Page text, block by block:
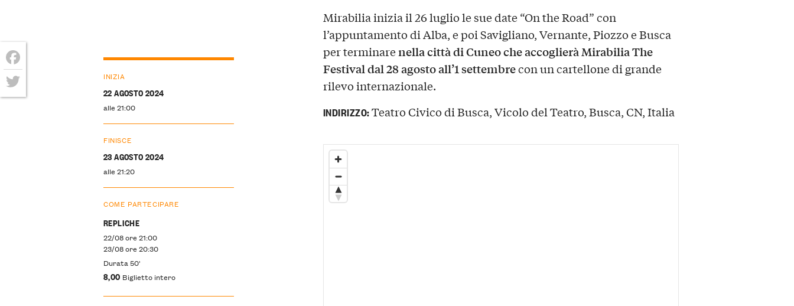
Mirabilia inizia il 26 luglio le sue date “On the Road” con
l’appuntamento di Alba, e poi Savigliano, Vernante, Piozzo e Busca
per terminarenella città di Cuneo che accoglierà Mirabilia The
Festival dal 28 agosto all’1 settembrecon un cartellone di grande
rilevo internazionale.
INIZIA
22 AGOSTO 2024
alle 21:00
FINISCE
23 AGOSTO 2024
alle 21:20
COME PARTECIPARE
REPLICHE
22/08 ore 21:00
23/08 ore 20:30
Durata 50'
8,00 Biglietto intero
INDIRIZZO:Teatro Civico di Busca, Vicolo del Teatro, Busca, CN, Italia
Facebook
Twitter